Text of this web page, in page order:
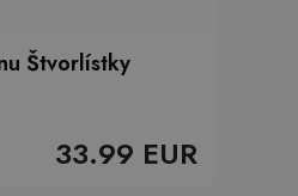
Štvorlístky
33.99 EUR